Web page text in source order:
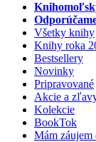
Všetky knihy
Knihy roka
Bestsellery
Novinky
Pripravované
Akcie a
Kolekcie
BookTok
Mám záujem